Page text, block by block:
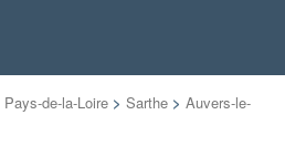
Pays-de-la-Loire > Sarthe > Auvers-le-